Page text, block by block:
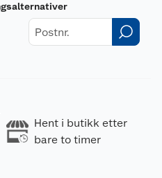
Hent i butikk etter
bare to timer